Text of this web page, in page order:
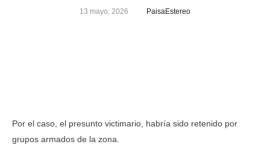
13 mayo, 2026 PaisaEstereo
Por el caso, el presunto victimario, habría sido retenido por
grupos armados de la zona.